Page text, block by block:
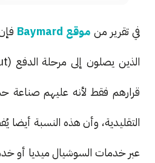
في تقرير من موقع Baymard
قرارهم فقط لأنه عليهم صناعة
التقليدية، وأن هذه النسبة